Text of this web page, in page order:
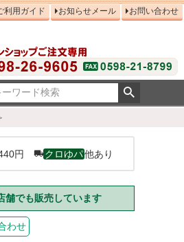
利用ガイド お知らせメール お問い合わせ
円 クロゆパ他あり
でも販売しています
わせ